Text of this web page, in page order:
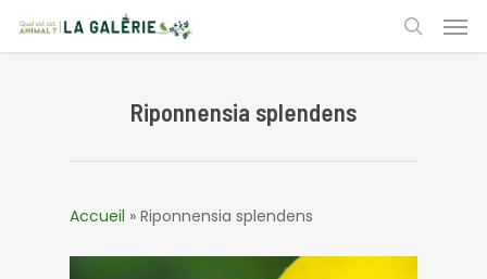
main
search
Riponnensia splendens
Accueil » Riponnensia splendens